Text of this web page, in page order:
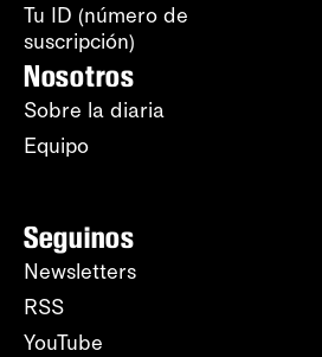
Tu ID (número de
suscripción)
Nosotros
Sobre la diaria
Equipo
Seguinos
Newsletters
RSS
YouTube